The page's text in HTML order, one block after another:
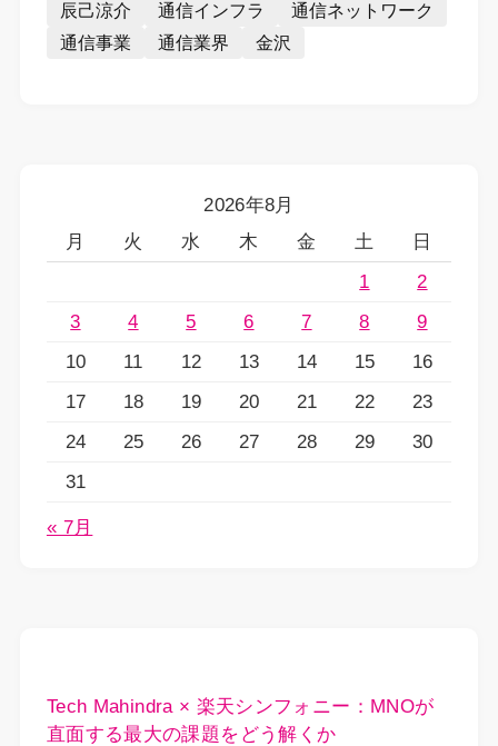
辰己涼介
通信インフラ
通信ネットワーク
通信事業
通信業界 金沢
2026年8月
月
火 水 木 金 土
日
1
2
3
4 5 6 7 8
9
10
11 12 13 14 15
16
17
18 19 20 21 22
23
24
25 26 27 28 29
30
31
« 7月
Tech Mahindra × 楽天シンフォニー：MNOが
直面する最大の課題をどう解くか